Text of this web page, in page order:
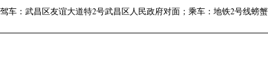
驾车：武昌区友谊大道特2号武昌区人民政府对面；乘车：地铁2号线螃